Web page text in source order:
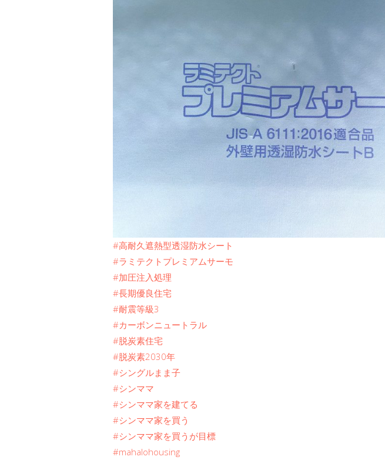
#高耐久遮熱型透湿防水シート
#ラミテクトプレミアムサーモ
#加圧注入処理
#長期優良住宅
#耐震等級3
#カーボンニュートラル
#脱炭素住宅
#脱炭素2030年
#シングルまま子
#シンママ
#シンママ家を建てる
#シンママ家を買う
#シンママ家を買うが目標
#mahalohousing